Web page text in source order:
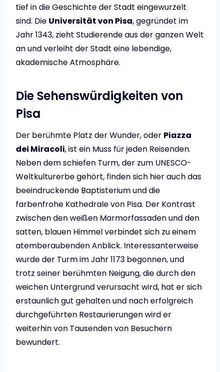
tief in die Geschichte der Stadt eingewurzelt
sind. Die Universität von Pisa, gegründet im
Jahr 1343, zieht Studierende aus der ganzen Welt
an und verleiht der Stadt eine lebendige,
akademische Atmosphäre.
Die Sehenswürdigkeiten von
Pisa
Der berühmte Platz der Wunder, oder Piazza
dei Miracoli, ist ein Muss für jeden Reisenden.
Neben dem schiefen Turm, der zum UNESCO-
Weltkulturerbe gehört, finden sich hier auch das
beeindruckende Baptisterium und die
farbenfrohe Kathedrale von Pisa. Der Kontrast
zwischen den weißen Marmorfassaden und den
satten, blauen Himmel verbindet sich zu einem
atemberaubenden Anblick. Interessanterweise
wurde der Turm im Jahr 1173 begonnen, und
trotz seiner berühmten Neigung, die durch den
weichen Untergrund verursacht wird, hat er sich
erstaunlich gut gehalten und nach erfolgreich
durchgeführten Restaurierungen wird er
weiterhin von Tausenden von Besuchern
bewundert.